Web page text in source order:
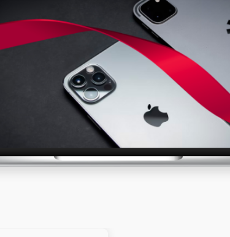
Buka Akaun
Sebenar
Buka